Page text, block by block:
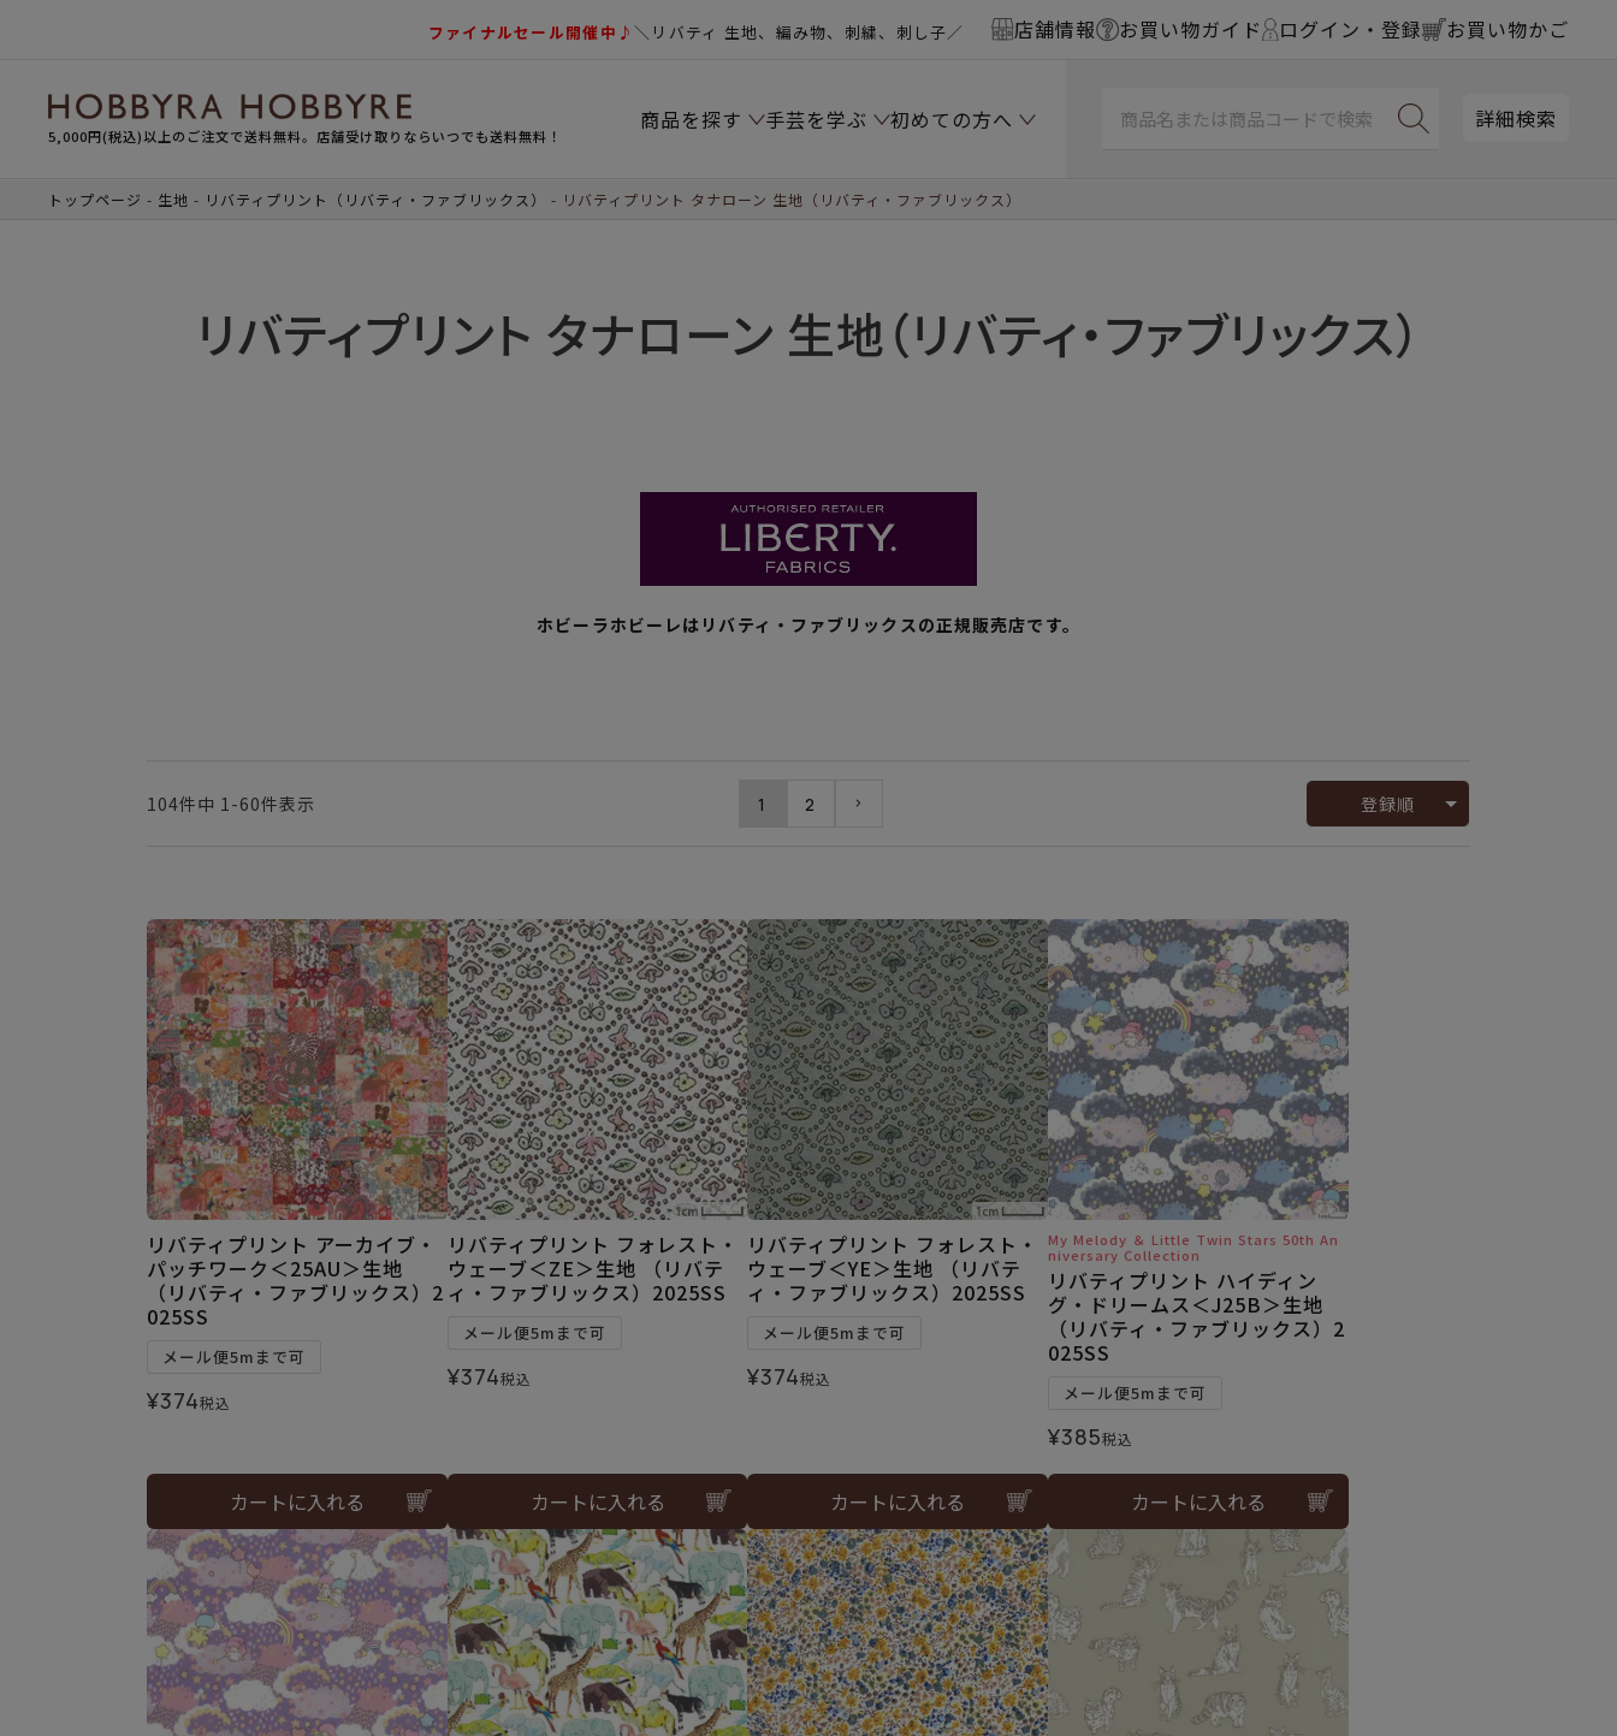
ファイナルセール開催中♪＼リバティ 生地、編み物、刺繍、刺し子／ 店舗情報 お買い物ガイド ログイン・登録 お買い物かご
5,000円(税込)以上のご注文で送料無料。店舗受け取りならいつでも送料無料！
商品を探す 手芸を学ぶ 初めての方へ 詳細検索
トップページ 生地 リバティプリント（リバティ・ファブリックス） リバティプリント タナローン 生地（リバティ・ファブリックス）
リバティプリント タナローン 生地（リバティ・ファブリックス）
ホビーラホビーレはリバティ・ファブリックスの正規販売店です。
登録順
104件中 1 -60件表示 1 2
リバティプリント アーカイブ・
パッチワーク＜25AU＞生地
（リバティ・ファブリックス）2
025SS
メール便5mまで可
¥374税込
カートに入れる
リバティプリント フォレスト・
ウェーブ＜ZE＞生地 （リバテ
ィ・ファブリックス）2025SS
メール便5mまで可
¥374税込
カートに入れる
リバティプリント フォレスト・
ウェーブ＜YE＞生地 （リバテ
ィ・ファブリックス）2025SS
メール便5mまで可
¥374税込
カートに入れる
My Melody ＆ Little Twin Stars 50th An
niversary Collection
リバティプリント ハイディン
グ・ドリームス＜J25B＞生地
（リバティ・ファブリックス）2
025SS
メール便5mまで可
¥385税込
カートに入れる